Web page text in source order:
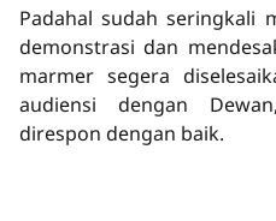
Padahal sudah seringkali
demonstrasi dan
marmer segera
audiensi dengan
direspon dengan baik.